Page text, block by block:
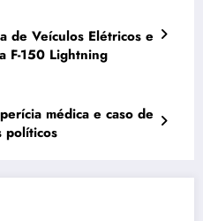
de Veículos Elétricos e
F-150 Lightning
médica e caso de
políticos